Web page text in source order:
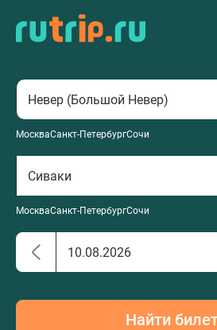
МоскваСанкт-ПетербургСочи
МоскваСанкт-ПетербургСочи
Найти